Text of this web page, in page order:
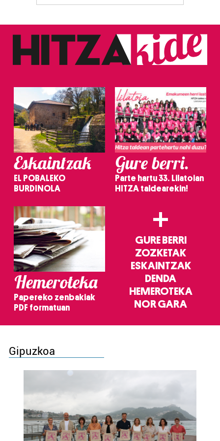
Eskaintzak
EL POBALEKO
BURDINOLA
Gure berri.
Parte hartu 33. Lilatoian
HITZA taldearekin!
Hemeroteka
Papereko zenbakiak
PDF formatuan
+
GURE BERRI
ZOZKETAK
ESKAINTZAK
DENDA
HEMEROTEKA
NOR GARA
Gipuzkoa